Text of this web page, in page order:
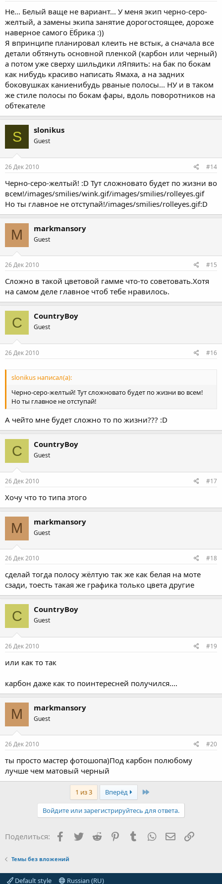
Не... Белый ваще не вариант... У меня экип черно-серо-
желтый, а замены экипа занятие дорогостоящее, дороже
наверное самого Ёбрика :))
Я впринципе планировал клеить не встык, а сначала все
детали обтянуть основной пленкой (карбон или черный)
а потом уже сверху шильдики лЯпяить: на бак по бокам
как нибудь красиво написать Ямаха, а на задних
боковушках каниенибудь рваные полосы... НУ и в таком
же стиле полосы по бокам фары, вдоль поворотников на
обтекателе
S slonikus
Guest
26 Дек 2010 #14
Черно-серо-желтый! :D Тут сложновато будет по жизни во
всем!/images/smilies/wink.gif/images/smilies/rolleyes.gif
Но ты главное не отступай!/images/smilies/rolleyes.gif:D
M markmansory
Guest
26 Дек 2010 #15
Сложно в такой цветовой гамме что-то советовать.Хотя
на самом деле главное чтоб тебе нравилось.
C CountryBoy
Guest
26 Дек 2010 #16
slonikus написал(а):
Черно-серо-желтый! Тут сложновато будет по жизни во всем!
Но ты главное не отступай!
А чейто мне будет сложно то по жизни??? :D
C CountryBoy
Guest
26 Дек 2010 #17
Хочу что то типа этого
M markmansory
Guest
26 Дек 2010 #18
сделай тогда полосу жёлтую так же как белая на моте
сзади, тоесть такая же графика только цвета другие
C CountryBoy
Guest
26 Дек 2010 #19
или как то так
карбон даже как то поинтересней получился....
M markmansory
Guest
26 Дек 2010 #20
ты просто мастер фотошопа)Под карбон полюбому
лучше чем матовый черный
1 из 3 Вперёд Last
Войдите или зарегистрируйтесь для ответа.
Поделиться: Facebook
TwitterReddit PinterestTumblr WhatsApp Ссылка
Темы без вложений
Default style Russian (RU)